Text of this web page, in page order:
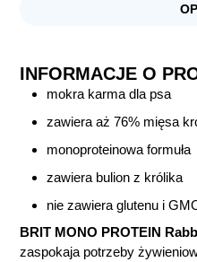
INFORMACJE O
mokra karma dla psa
zawiera aż 76% mięsa
monoproteinowa formuła
zawiera bulion z królika
nie zawiera glutenu i
BRIT MONO PROTEIN
zaspokaja potrzeby